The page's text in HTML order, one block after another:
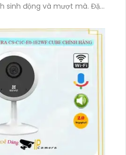
sinh động và mượt mà. Đặc
hiệu quả trong điều kiện
ảnh Camera IP CS-TY2-
phân giải 2.0 MP. Sản phẩm
năng hồng ngoại smart